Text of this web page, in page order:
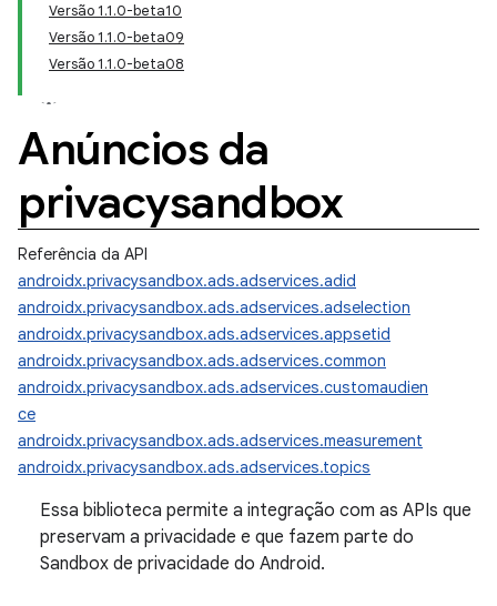
Versão 1.1.0-beta10
Versão 1.1.0-beta09
Versão 1.1.0-beta08
Anúncios da
privacysandbox
Referência da API
androidx.privacysandbox.ads.adservices.adid
androidx.privacysandbox.ads.adservices.adselection
androidx.privacysandbox.ads.adservices.appsetid
androidx.privacysandbox.ads.adservices.common
androidx.privacysandbox.ads.adservices.customaudien
ce
androidx.privacysandbox.ads.adservices.measurement
androidx.privacysandbox.ads.adservices.topics
Essa biblioteca permite a integração com as APIs que
preservam a privacidade e que fazem parte do
Sandbox de privacidade do Android.